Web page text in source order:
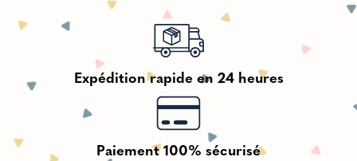
Expédition rapide en 24 heures
Paiement 100% sécurisé